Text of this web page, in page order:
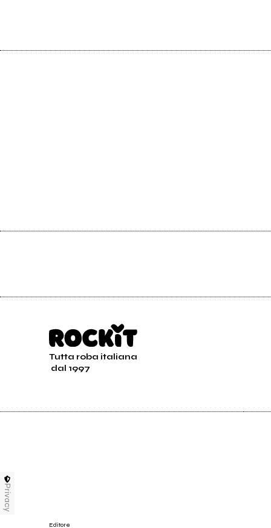
Tutta roba italiana
dal 1997
Editore
Privacy